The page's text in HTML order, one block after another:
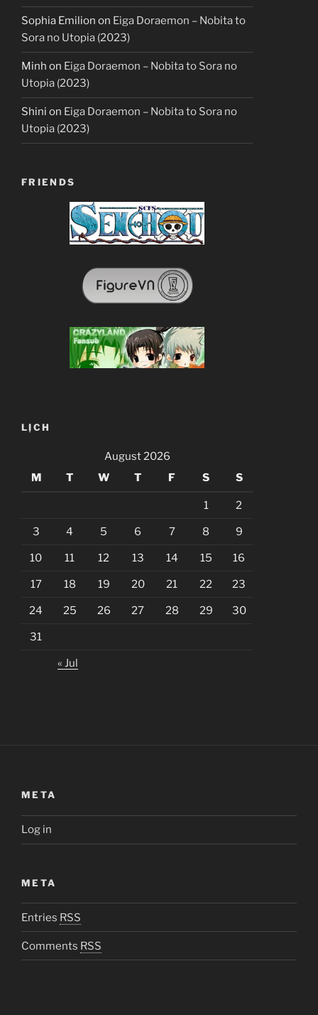
Sophia Emilion on Eiga Doraemon – Nobita to
Sora no Utopia (2023)
Minh on Eiga Doraemon – Nobita to Sora no
Utopia (2023)
Shini on Eiga Doraemon – Nobita to Sora no
Utopia (2023)
FRIENDS
LỊCH
August 2026
M
T W T F S S
1 2
3 4 5 6 7 8 9
10 11 12 13 14 15 16
17 18 19 20 21 22 23
24 25 26 27 28 29 30
31
« Jul
META
Log in
META
Entries RSS
Comments RSS